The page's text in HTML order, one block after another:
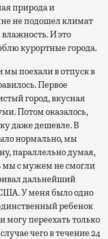
природа и
не подошел климат
И это
курортные города.
мы поехали в отпуск в
Первое
город, вкусная
Потом оказалось,
даже дешевле. В
нормально, мы
параллельно думая,
мы с мужем не смогли
дальнейший
У меня было одно
ребенок
переехать только
чего в течение 24